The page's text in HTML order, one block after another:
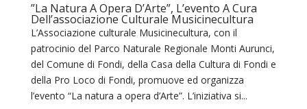
”La Natura A Opera D’Arte”, L’evento A Cura
Dell’associazione Culturale Musicinecultura
L’Associazione culturale Musicinecultura, con il
patrocinio del Parco Naturale Regionale Monti Aurunci,
del Comune di Fondi, della Casa della Cultura di Fondi e
della Pro Loco di Fondi, promuove ed organizza
l’evento “La natura a opera d’Arte”. L’iniziativa si...